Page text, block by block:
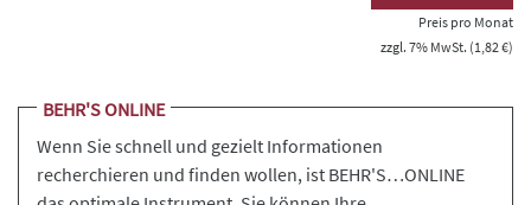
Preis pro Monat
zzgl. 7% MwSt. (1,82 €)
BEHR'S ONLINE
Wenn Sie schnell und gezielt Informationen
recherchieren und finden wollen, ist BEHR'S…ONLINE